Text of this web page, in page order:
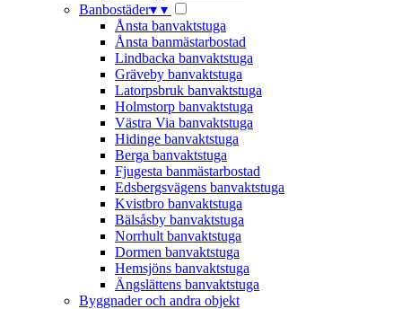
Banbostäder▾ ▾
Ånsta banvaktstuga
Ånsta banmästarbostad
Lindbacka banvaktstuga
Gräveby banvaktstuga
Latorpsbruk banvaktstuga
Holmstorp banvaktstuga
Västra Via banvaktstuga
Hidinge banvaktstuga
Berga banvaktstuga
Fjugesta banmästarbostad
Edsbergsvägens banvaktstuga
Kvistbro banvaktstuga
Bälsåsby banvaktstuga
Norrhult banvaktstuga
Dormen banvaktstuga
Hemsjöns banvaktstuga
Ängslättens banvaktstuga
Byggnader och andra objekt